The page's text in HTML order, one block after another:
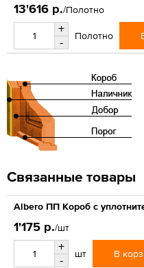
13'616 р./Полотно
+
-
Полотно
Связанные товары
Albero ПП Короб с
1'175 р./шт
+
-
шт В